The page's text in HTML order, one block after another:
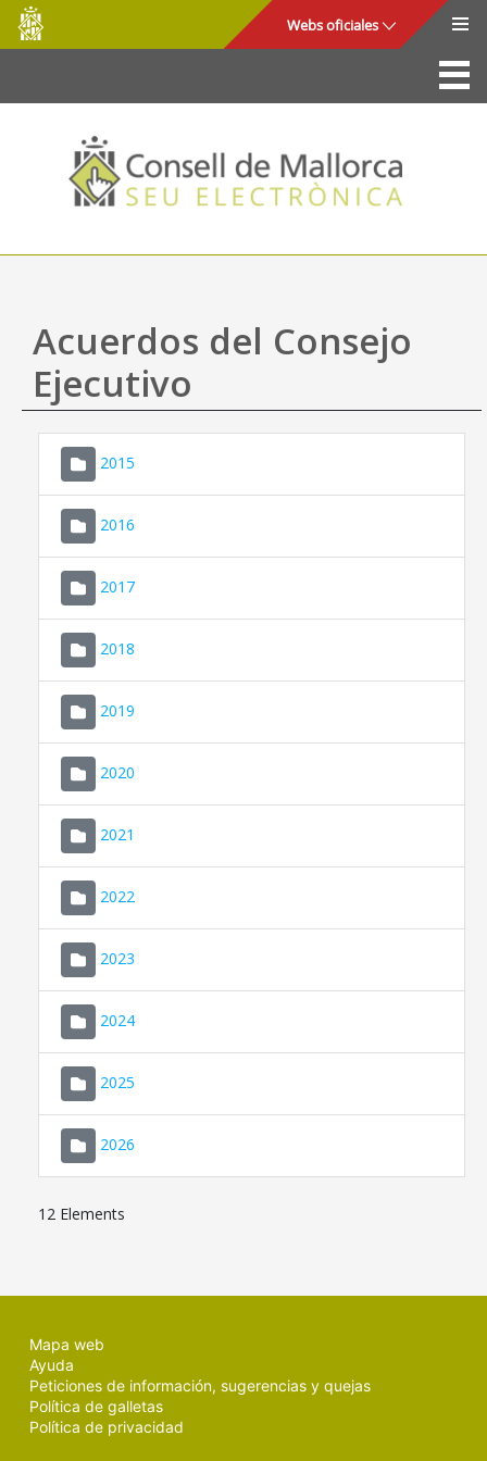
Saltar al contenido principal
Consell
de
Mallorca
Webs oficiales
La Sede
Consejo de Mallorca
Acceso y seguridad
Utilidades
Mapa web
Ayuda
Acuerdos del Consejo
Ejecutivo
2015
2016
2017
2018
2019
2020
2021
2022
2023
2024
2025
2026
12 Elements
Mapa web
Ayuda
Peticiones de información, sugerencias y quejas
Política de galletas
Política de privacidad